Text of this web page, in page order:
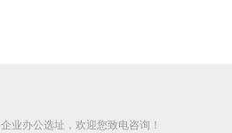
企业办公选址，欢迎您致电咨询！